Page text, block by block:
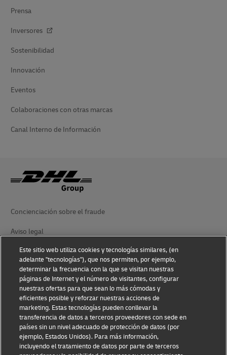
Prensa
Inversores
Sostenibilidad
Innovación
Eventos
Colaboraciones con otras marcas
Canal Interno de Información
Concienciación sobre el fraude
Aviso legal
Condiciones de uso
Aviso de privacidad
Accesibilidad
Información adicional
Ajustes de cookies
Este sitio web utiliza cookies y tecnologías similares, (en
adelante "tecnologías"), que nos permiten, por ejemplo,
determinar la frecuencia con la que se visitan nuestras
páginas de Internet y el número de visitantes, configurar
nuestras ofertas para que sean lo más cómodas y
eficientes posible y reforzar nuestras acciones de
marketing. Estas tecnologías pueden conllevar la
transferencia de datos a terceros proveedores con sede en
países sin un nivel adecuado de protección de datos (por
ejemplo, Estados Unidos). Para más información,
incluyendo el tratamiento de datos por parte de terceros